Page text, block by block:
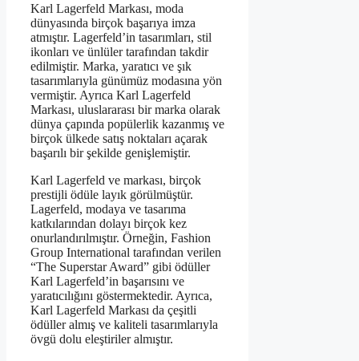
Karl Lagerfeld Markası, moda
dünyasında birçok başarıya imza
atmıştır. Lagerfeld’in tasarımları, stil
ikonları ve ünlüler tarafından takdir
edilmiştir. Marka, yaratıcı ve şık
tasarımlarıyla günümüz modasına yön
vermiştir. Ayrıca Karl Lagerfeld
Markası, uluslararası bir marka olarak
dünya çapında popülerlik kazanmış ve
birçok ülkede satış noktaları açarak
başarılı bir şekilde genişlemiştir.
Karl Lagerfeld ve markası, birçok
prestijli ödüle layık görülmüştür.
Lagerfeld, modaya ve tasarıma
katkılarından dolayı birçok kez
onurlandırılmıştır. Örneğin, Fashion
Group International tarafından verilen
“The Superstar Award” gibi ödüller
Karl Lagerfeld’in başarısını ve
yaratıcılığını göstermektedir. Ayrıca,
Karl Lagerfeld Markası da çeşitli
ödüller almış ve kaliteli tasarımlarıyla
övgü dolu eleştiriler almıştır.